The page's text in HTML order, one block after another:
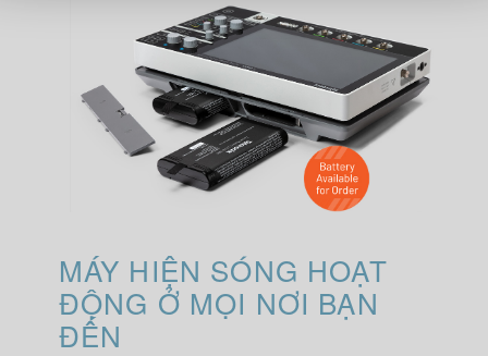
MÁY HIỆN SÓNG HOẠT
ĐỘNG Ở MỌI NƠI BẠN
ĐẾN